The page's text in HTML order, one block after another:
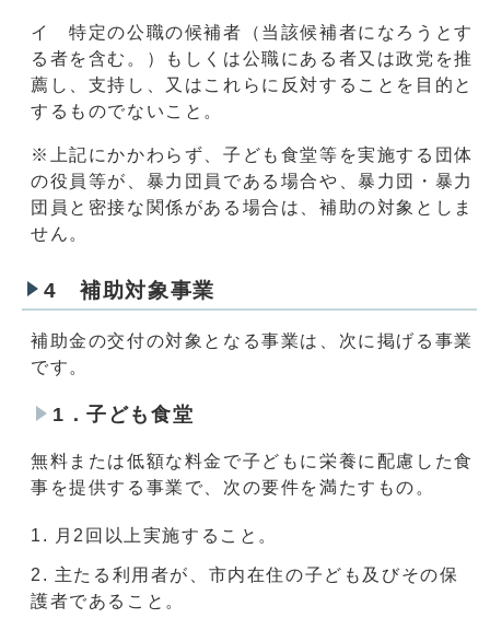
イ 特定の公職の候補者（当該候補者になろうとす
る者を含む。）もしくは公職にある者又は政党を推
薦し、支持し、又はこれらに反対することを目的と
するものでないこと。
※上記にかかわらず、子ども食堂等を実施する団体
の役員等が、暴力団員である場合や、暴力団・暴力
団員と密接な関係がある場合は、補助の対象としま
せん。
4 補助対象事業
補助金の交付の対象となる事業は、次に掲げる事業
です。
1．子ども食堂
無料または低額な料金で子どもに栄養に配慮した食
事を提供する事業で、次の要件を満たすもの。
月2回以上実施すること。
主たる利用者が、市内在住の子ども及びその保
護者であること。